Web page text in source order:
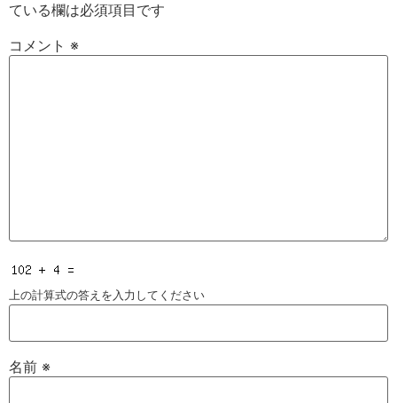
ている欄は必須項目です
コメント ※
上の計算式の答えを入力してください
名前 ※